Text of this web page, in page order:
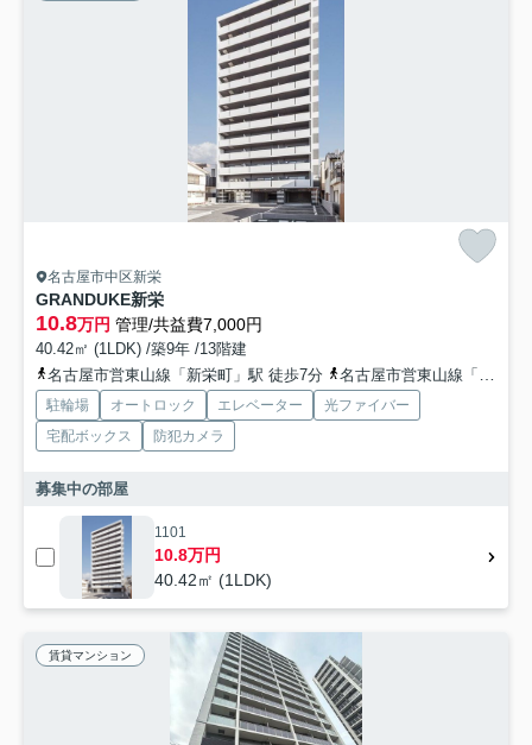
名古屋市中区新栄
GRANDUKE新栄
10.8万円 管理/共益費7,000円
40.42㎡ (1LDK) /築9年 /13階建
名古屋市営東山線「新栄町」駅 徒歩7分
名古屋市営東山線「千種」駅 徒歩10分
駐輪場 オートロック エレベーター
光ファイバー
宅配ボックス
防犯カメラ
募集中の部屋
1101
10.8万円
40.42㎡ (1LDK)
賃貸マンション